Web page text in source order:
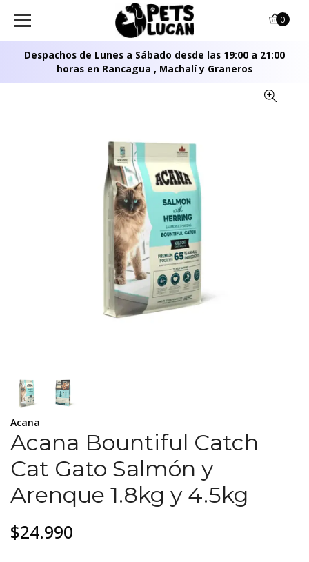
Despachos de Lunes a Sábado desde las 19:00 a 21:00
horas en Rancagua , Machalí y Graneros
0
Acana
Acana Bountiful Catch
Cat Gato Salmón y
Arenque 1.8kg y 4.5kg
$24.990